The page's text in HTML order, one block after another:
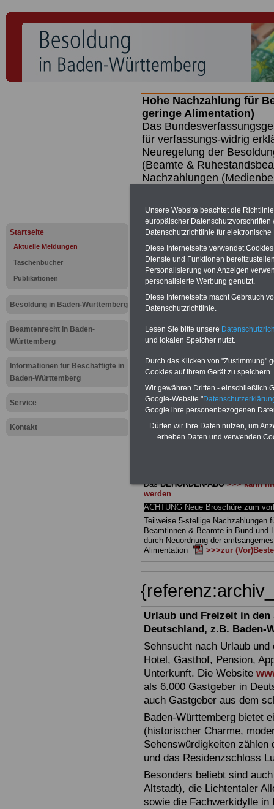
Startseite
Aktuelle Meldungen
Taschenbücher
Publikationen
Besoldung in Baden-Württemberg
Beamtenrecht in Baden-
Württemberg
Informationen für Beschäftigte in
Baden-Württemberg
Service
Kontakt
Hohe Nachzahlung für
geringe Alimentation)
Das
für verfassungs-widrig
Neuregelung der
(Beamte &
Nachzahlungen
dem Beschluss des
wird (wahrscheinlich im
Broschüre
Meldung
BEHÖRDEN-ABOmit 3 Ratgebern
25,00 Euro: Wissenswertes für
und Beamte, Beamten-
(Bund/Länder) sowie Beihilferecht
Ländern. Alle drei Ratgeber sind
gegliedert und erläutern auch
DasBEHÖRDEN-ABO >>> kann
werden
ACHTUNG Neue Broschüre zum
Teilweise 5-stellige Nachzahlungen
Beamtinnen & Beamte in Bund und
durch Neuordnung der
Alimentation
>>>zur
Urlaub und Freizeit in
Deutschland, z.B. Baden-
Sehnsucht nach Urlaub
Hotel, Gasthof, Pension,
Unterkunft. Die Website
als 6.000 Gastgeber in
auch Gastgeber aus dem
Baden-Württemberg bietet
(historischer Charme,
Sehenswürdigkeiten
und das Residenzschloss
Besonders beliebt sind
Altstadt), die Lichtentaler
sowie die Fachwerkidylle in
Unsere Website beachtet die
europäischer
Datenschutzrichtlinie für
Diese Internetseite verwendet
Dienste und Funktionen
Personalisierung von Anzeigen
personalisierte Werbung genutzt.
Diese Internetseite macht Gebrauch
Datenschutzrichtlinie.
Lesen Sie bitte unsere
und lokalen Speicher nutzt.
Durch das Klicken von "Zustimmung"
Cookies auf Ihrem Gerät zu speichern.
Wir gewähren Dritten - einschließlich
Google-Website "
Google ihre personenbezogenen
Dürfen wir Ihre Daten nutzen, um
erheben Daten und verwenden